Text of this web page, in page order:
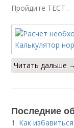
Пройдите ТЕСТ .
Читать дальше
Последние
1. Как